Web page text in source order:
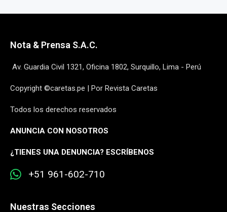
Nota & Prensa S.A.C.
Av. Guardia Civil 1321, Oficina 1802, Surquillo, Lima - Perú
Copyright ©caretas.pe | Por Revista Caretas
Todos los derechos reservados
ANUNCIA CON NOSOTROS
¿ TIENES UNA DENUNCIA? ESCRÍBENOS
+51 961-602-710
Nuestras Secciones